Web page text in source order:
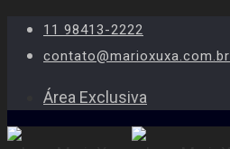
11 98413-2222
contato@marioxuxa.com.br
Área Exclusiva